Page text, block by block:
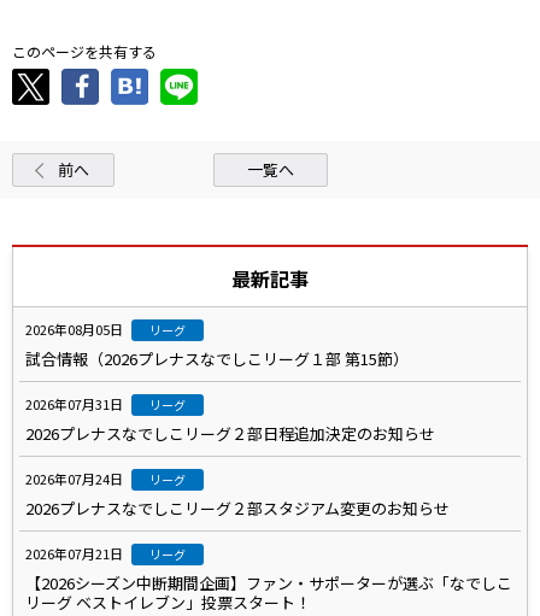
このページを共有する
前へ 一覧へ
最新記事
2026年08月05日 リーグ
試合情報（2026プレナスなでしこリーグ１部 第15節）
2026年07月31日 リーグ
2026プレナスなでしこリーグ２部日程追加決定のお知らせ
2026年07月24日 リーグ
2026プレナスなでしこリーグ２部スタジアム変更のお知らせ
2026年07月21日 リーグ
【2026シーズン中断期間企画】ファン・サポーターが選ぶ「なでしこ
リーグ ベストイレブン」投票スタート！